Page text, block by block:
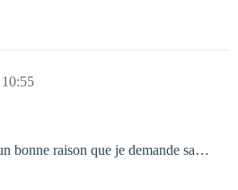
bonne raison que je demande sa…